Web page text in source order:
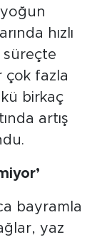
hızlı
süreçte
çok fazla
birkaç
artış
bayramla
yaz